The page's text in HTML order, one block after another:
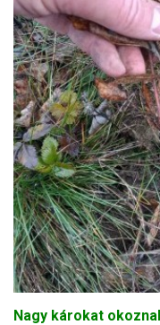
Nagy károkat